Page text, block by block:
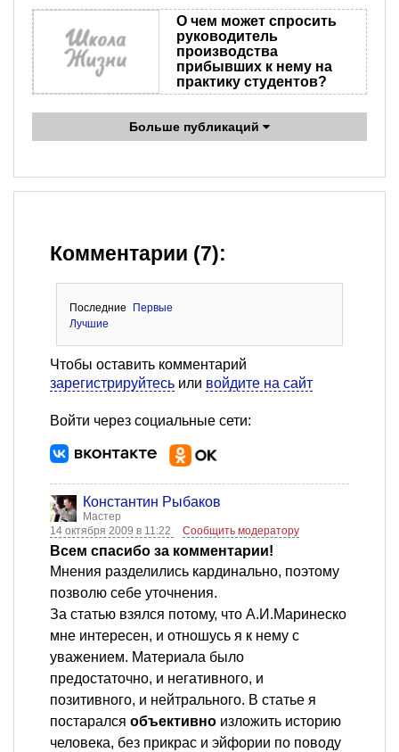
О чем может спросить
руководитель
производства
прибывших к нему на
практику студентов?
Больше публикаций
Комментарии (7):
Последние
Первые
Лучшие
Чтобы оставить комментарий
зарегистрируйтесь или войдите на сайт
Войти через социальные сети:
Константин Рыбаков
Мастер
14 октября 2009 в 11:22
Сообщить модератору
Всем спасибо за комментарии!
Мнения разделились кардинально, поэтому
позволю себе уточнения.
За статью взялся потому, что А.И.Маринеско
мне интересен, и отношусь я к нему с
уважением. Материала было
предостаточно, и негативного, и
позитивного, и нейтрального. В статье я
постарался объективно изложить историю
человека, без прикрас и эйфории по поводу